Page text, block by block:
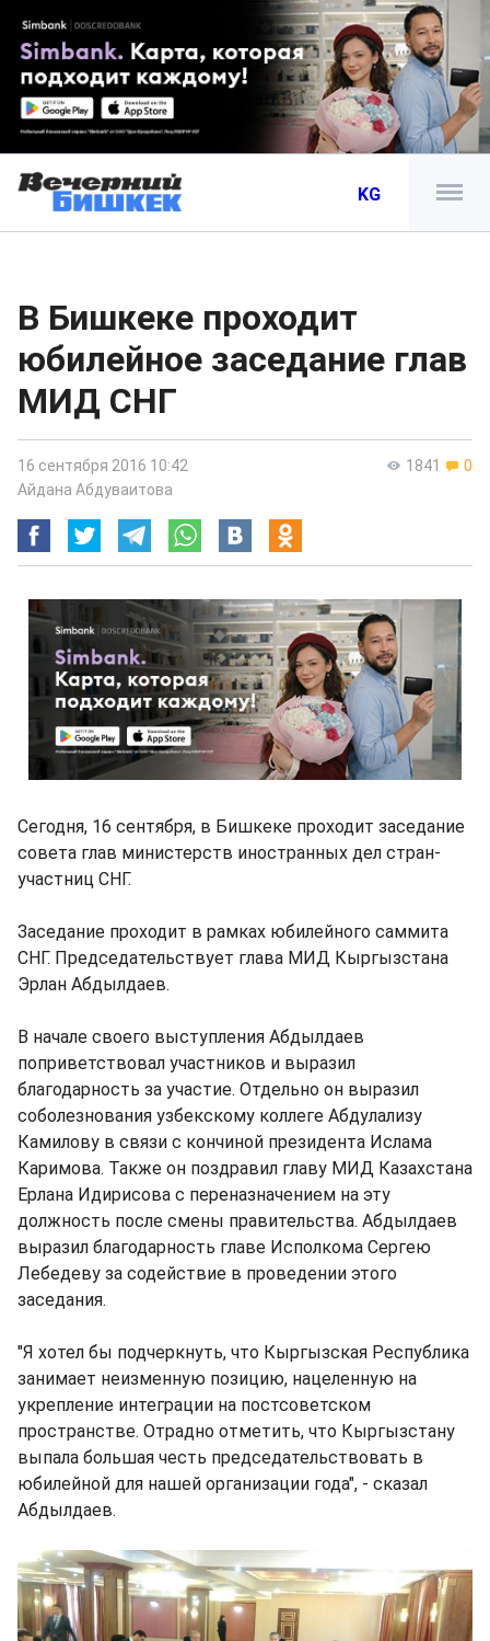
KG
В Бишкеке проходит
юбилейное заседание глав
МИД СНГ
1841 0
16 сентября 2016 10:42
Айдана Абдуваитова
Сегодня, 16 сентября, в Бишкеке проходит заседание
совета глав министерств иностранных дел стран-
участниц СНГ.
Заседание проходит в рамках юбилейного саммита
СНГ. Председательствует глава МИД Кыргызстана
Эрлан Абдылдаев.
В начале своего выступления Абдылдаев
поприветствовал участников и выразил
благодарность за участие. Отдельно он выразил
соболезнования узбекскому коллеге Абдулализу
Камилову в связи с кончиной президента Ислама
Каримова. Также он поздравил главу МИД Казахстана
Ерлана Идирисова с переназначением на эту
должность после смены правительства. Абдылдаев
выразил благодарность главе Исполкома Сергею
Лебедеву за содействие в проведении этого
заседания.
"Я хотел бы подчеркнуть, что Кыргызская Республика
занимает неизменную позицию, нацеленную на
укрепление интеграции на постсоветском
пространстве. Отрадно отметить, что Кыргызстану
выпала большая честь председательствовать в
юбилейной для нашей организации года", - сказал
Абдылдаев.